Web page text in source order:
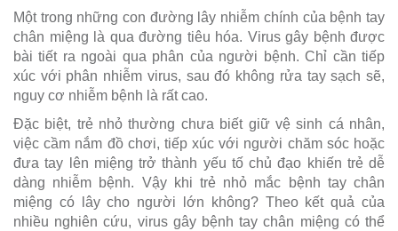
Một trong những con đường lây nhiễm chính của bệnh tay
chân miệng là qua đường tiêu hóa. Virus gây bệnh được
bài tiết ra ngoài qua phân của người bệnh. Chỉ cần tiếp
xúc với phân nhiễm virus, sau đó không rửa tay sạch sẽ,
nguy cơ nhiễm bệnh là rất cao.
Đặc biệt, trẻ nhỏ thường chưa biết giữ vệ sinh cá nhân,
việc cầm nắm đồ chơi, tiếp xúc với người chăm sóc hoặc
đưa tay lên miệng trở thành yếu tố chủ đạo khiến trẻ dễ
dàng nhiễm bệnh. Vậy khi trẻ nhỏ mắc bệnh tay chân
miệng có lây cho người lớn không? Theo kết quả của
nhiều nghiên cứu, virus gây bệnh tay chân miệng có thể